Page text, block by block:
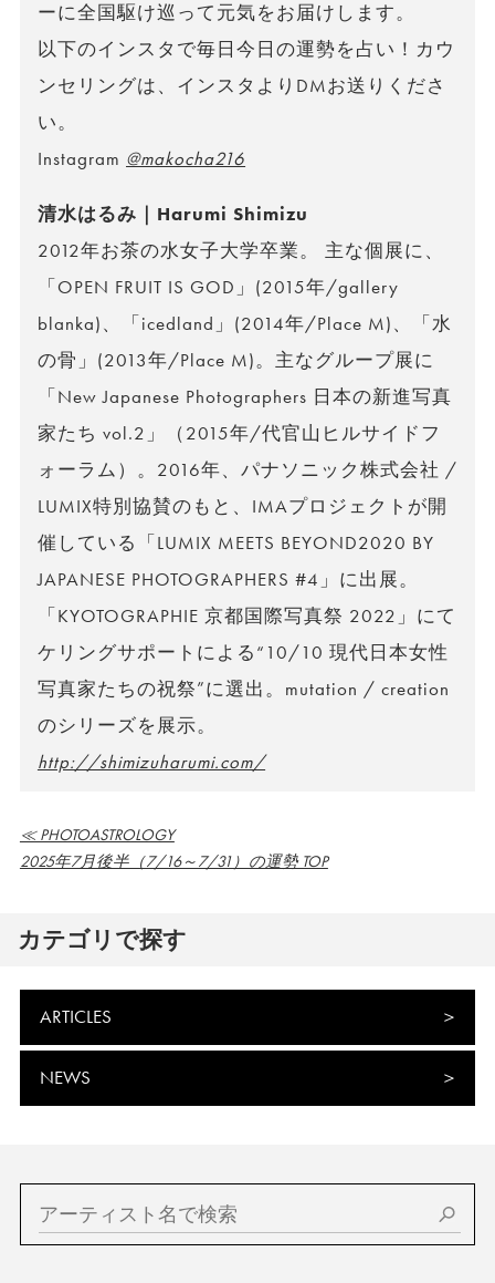
ーに全国駆け巡って元気をお届けします。
以下のインスタで毎日今日の運勢を占い！カウ
ンセリングは、インスタよりDMお送りくださ
い。
Instagram @makocha216
清水はるみ｜Harumi Shimizu
2012年お茶の水女子大学卒業。 主な個展に、
「OPEN FRUIT IS GOD」(2015年/gallery
blanka)、「icedland」(2014年/Place M)、「水
の骨」(2013年/Place M)。主なグループ展に
「New Japanese Photographers 日本の新進写真
家たち vol.2」（2015年/代官山ヒルサイドフ
ォーラム）。2016年、パナソニック株式会社 /
LUMIX特別協賛のもと、IMAプロジェクトが開
催している「LUMIX MEETS BEYOND2020 BY
JAPANESE PHOTOGRAPHERS #4」に出展。
「KYOTOGRAPHIE 京都国際写真祭 2022」にて
ケリングサポートによる“10/10 現代日本女性
写真家たちの祝祭”に選出。mutation / creation
のシリーズを展示。
http://shimizuharumi.com/
≪ PHOTOASTROLOGY
2025年7月後半（7/16～7/31）の運勢 TOP
カテゴリで探す
ARTICLES
NEWS